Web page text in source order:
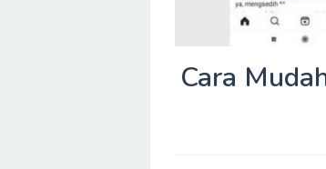
Cara